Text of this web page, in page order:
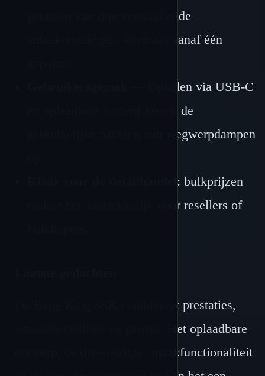
genieten van drie verschillende
smaakervaringen, allemaal vanaf één
— Opladen via USB-C
en oplaadbare batterij lossen de
gebruikelijke nadelen van wegwerpdampen
: bulkprijzen
maken het aantrekkelijk voor resellers of
De Bang King 85K combineert prestaties,
smaakflexibiliteit en gemak. Het oplaadbare
ontwerp, de drievoudige smaakfunctionaliteit